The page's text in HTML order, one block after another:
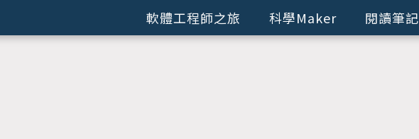
軟體工程師之旅 科學Maker 閱讀筆記